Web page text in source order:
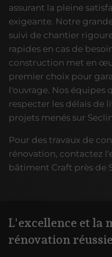
assurant la pleine
exigeante. Notre
suivi de chantier
rapides en cas de
construction met en
premier choix pour
l'ouvrage. Nos équipes
respecter les délais de
projets menés sur
Pour des travaux de
rénovation, contactez
bâtiment Craft près de
L'excellence et la
rénovation réussie